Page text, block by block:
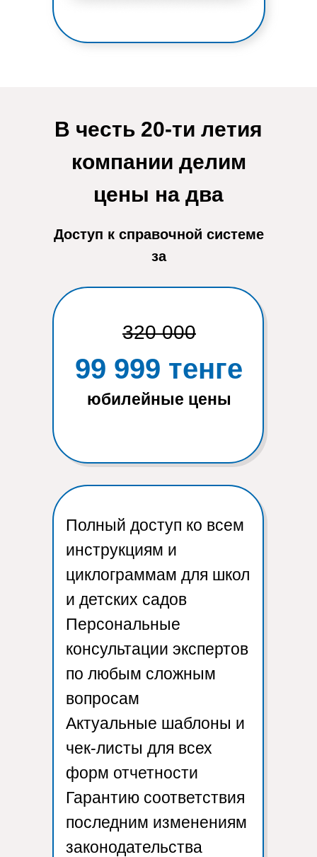
Полный доступ ко всем
инструкциям и
циклограммам для школ
и детских садов
Персональные
консультации экспертов
по любым сложным
вопросам
Актуальные шаблоны и
чек-листы для всех
форм отчетности
Гарантию соответствия
последним изменениям
законодательства
юбилейные цены
99 999 тенге
320 000
Доступ к справочной системе
за
В честь 20-ти летия
компании делим
цены на два